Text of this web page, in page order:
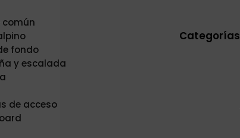
Categorías
común
fondo
y escalada
de acceso